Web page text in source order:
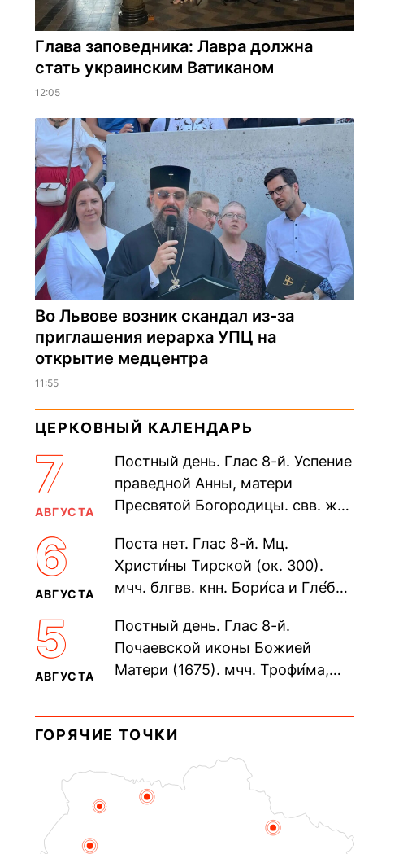
Глава заповедника: Лавра должна
стать украинским Ватиканом
12:05
Во Львове возник скандал из-за
приглашения иерарха УПЦ на
открытие медцентра
11:55
ЦЕРКОВНЫЙ КАЛЕНДАРЬ
7
АВГУСТА
Постный день. Глас 8-й. Успение
праведной Анны, матери
Пресвятой Богородицы. свв. жен
прп. Евпракси́и девы,...
6
АВГУСТА
Поста нет. Глас 8-й. Мц.
Христи́ны Тирской (ок. 300).
мчч. блгвв. кнн. Бори́са и Гле́ба,
Дави́да (1015). Прп....
5
АВГУСТА
Постный день. Глас 8-й.
Почаевской иконы Божией
Матери (1675). мчч. Трофи́ма,
мучеников (284–305). прав.
воина Фео́дора...
ГОРЯЧИЕ ТОЧКИ